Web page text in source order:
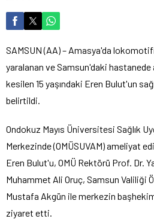
SAMSUN (AA) – Amasya'da
yaralanan ve Samsun'daki hastanede
kesilen 15 yaşındaki Eren Bulut'un
belirtildi.
Ondokuz Mayıs Üniversitesi Sağlık
Merkezinde (OMÜSUVAM) ameliyat
Eren Bulut'u, OMÜ Rektörü Prof. Dr.
Muhammet Ali Oruç, Samsun Valiliği
Mustafa Akgün ile merkezin
ziyaret etti.